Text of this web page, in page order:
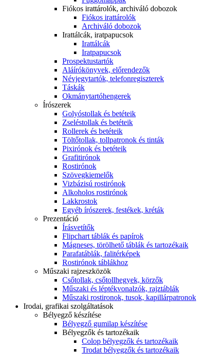
Fiókos irattárolók, archiváló dobozok
Fiókos irattárolók
Archiváló dobozok
Irattálcák, iratpapucsok
Irattálcák
Iratpapucsok
Prospektustartók
Aláírókönyvek, előrendezők
Névjegytartók, telefonregiszterek
Táskák
Okmánytartóhengerek
Írószerek
Golyóstollak és betéteik
Zseléstollak és betéteik
Rollerek és betéteik
Töltőtollak, tollpatronok és tinták
Pixirónok és betéteik
Grafitirónok
Rostirónok
Szövegkiemelők
Vizbázisú rostirónok
Alkoholos rostirónok
Lakkrostok
Egyéb írószerek, festékek, kréták
Prezentáció
Írásvetítők
Flipchart táblák és papírok
Mágneses, törölhető táblák és tartozékaik
Parafatáblák, falitérképek
Rostirónok táblákhoz
Műszaki rajzeszközök
Csőtollak, csőtollhegyek, körzők
Műszaki és léptékvonalzók, rajztáblák
Műszaki rostironok, tusok, kapillárpatronok
Irodai, grafikai szolgáltatások
Bélyegző készítése
Bélyegző gumilap készítése
Bélyegzők és tartozékaik
Colop bélyegzők és tartozékaik
Trodat bélyegzők és tartozékaik